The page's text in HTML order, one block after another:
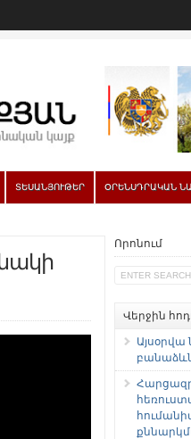
ՏԵՍԱՆՅՈՒԹԵՐ ՕՐԵՆՍԴՐԱԿԱՆ
Որոնում
Վերջին
Այսօրվա